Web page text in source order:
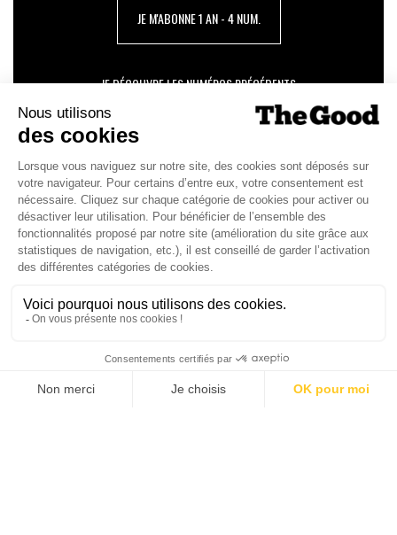
JE M'ABONNE 1 AN - 4 NUM.
JE DÉCOUVRE LES NUMÉROS PRÉCÉDENTS
Je suis déjà abonné(e) :
version digitale
SUIVEZ-NOUS